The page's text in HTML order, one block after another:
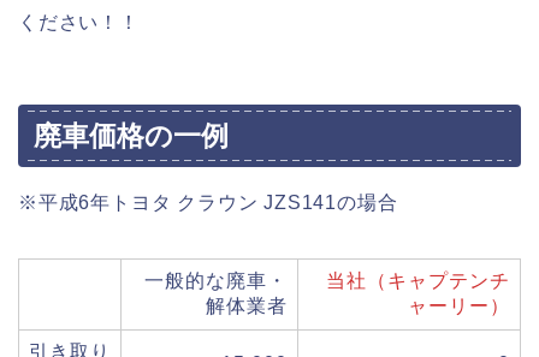
ください！！
廃車価格の一例
※平成6年トヨタ クラウン JZS141の場合
一般的な廃車・
解体業者
当社（キャプテンチ
ャーリー）
引き取り